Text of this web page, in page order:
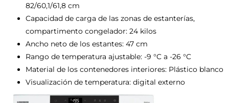
82/60,1/61,8 cm
Capacidad de carga de las zonas de estanterías,
compartimento congelador: 24 kilos
Ancho neto de los estantes: 47 cm
Rango de temperatura ajustable: -9 °C a -26 °C
Material de los contenedores interiores: Plástico blanco
Visualización de temperatura: digital externo